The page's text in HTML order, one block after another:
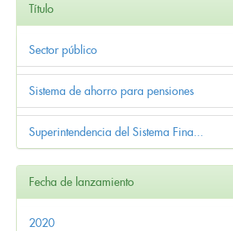
Título
Sector público
Sistema de ahorro para pensiones
Superintendencia del Sistema Fina...
Fecha de lanzamiento
2020